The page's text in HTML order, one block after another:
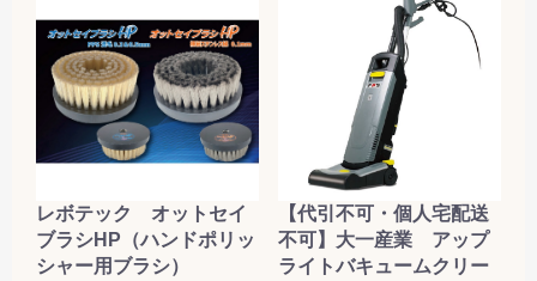
レボテック オットセイ
ブラシHP（ハンドポリッ
シャー用ブラシ）
【代引不可・個人宅配送
不可】大一産業 アップ
ライトバキュームクリー